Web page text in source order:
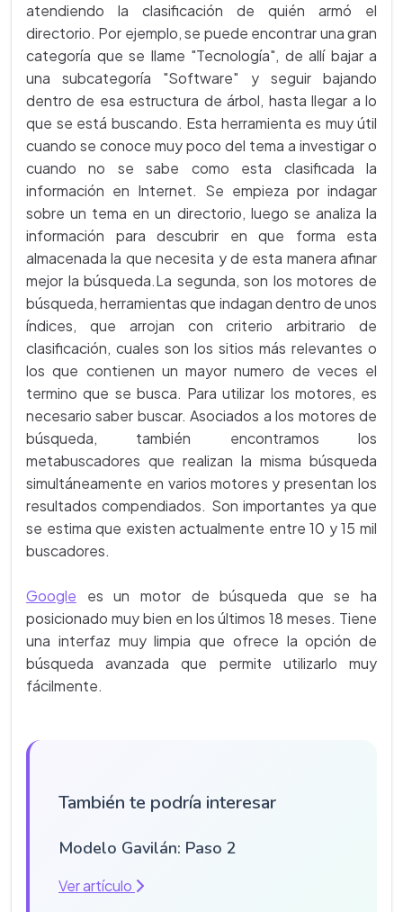
atendiendo la clasificación de quién armó el
directorio. Por ejemplo, se puede encontrar una gran
categoría que se llame "Tecnología", de allí bajar a
una subcategoría "Software" y seguir bajando
dentro de esa estructura de árbol, hasta llegar a lo
que se está buscando. Esta herramienta es muy útil
cuando se conoce muy poco del tema a investigar o
cuando no se sabe como esta clasificada la
información en Internet. Se empieza por indagar
sobre un tema en un directorio, luego se analiza la
información para descubrir en que forma esta
almacenada la que necesita y de esta manera afinar
mejor la búsqueda.La segunda, son los motores de
búsqueda, herramientas que indagan dentro de unos
índices, que arrojan con criterio arbitrario de
clasificación, cuales son los sitios más relevantes o
los que contienen un mayor numero de veces el
termino que se busca. Para utilizar los motores, es
necesario saber buscar. Asociados a los motores de
búsqueda, también encontramos los
metabuscadores que realizan la misma búsqueda
simultáneamente en varios motores y presentan los
resultados compendiados. Son importantes ya que
se estima que existen actualmente entre 10 y 15 mil
buscadores.
Google es un motor de búsqueda que se ha
posicionado muy bien en los últimos 18 meses. Tiene
una interfaz muy limpia que ofrece la opción de
búsqueda avanzada que permite utilizarlo muy
fácilmente.
También te podría interesar
Modelo Gavilán: Paso 2
Ver artículo